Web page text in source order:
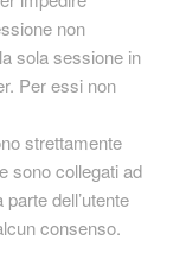
non
sola sessione in
Per essi non
strettamente
sono collegati ad
dell’utente
consenso.